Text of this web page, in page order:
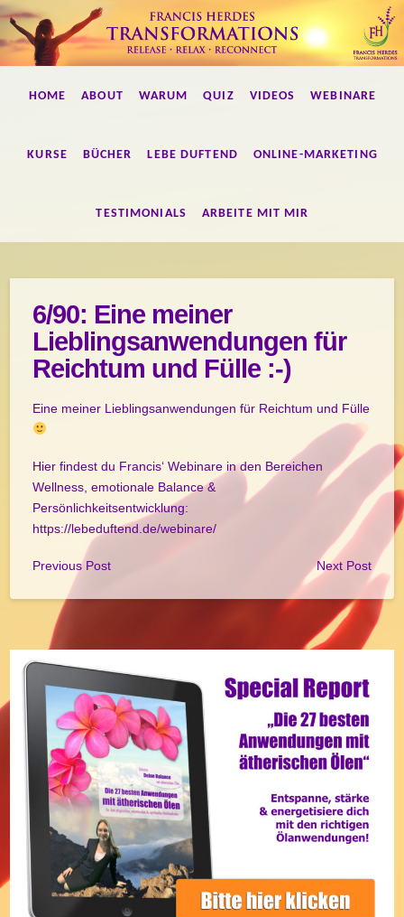
Herdes
HOME ABOUT WARUM QUIZ VIDEOS WEBINARE
KURSE BÜCHER LEBE DUFTEND ONLINE-MARKETING
TESTIMONIALS ARBEITE MIT MIR
6/90: Eine meiner
Lieblingsanwendungen für
Reichtum und Fülle :-)
Eine meiner Lieblingsanwendungen für Reichtum und Fülle
Hier findest du Francis‘ Webinare in den Bereichen
Wellness, emotionale Balance &
Persönlichkeitsentwicklung:
https://lebeduftend.de/webinare/
Previous Post Next Post